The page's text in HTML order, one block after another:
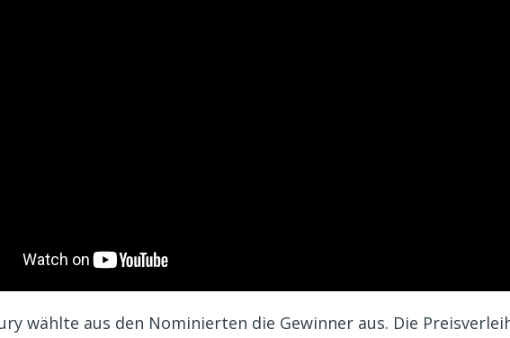
wählte aus den Nominierten die Gewinner aus. Die